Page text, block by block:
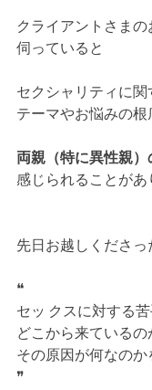
クライアントさまの
伺っていると
セクシャリティに関
テーマやお悩みの根
両親（特に異性親）
感じられることがあ
先日お越しくださっ
❝
セッ クスに対する
どこから来ているの
その原因が何なのか
❞